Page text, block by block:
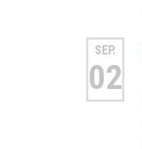
SEP.
02